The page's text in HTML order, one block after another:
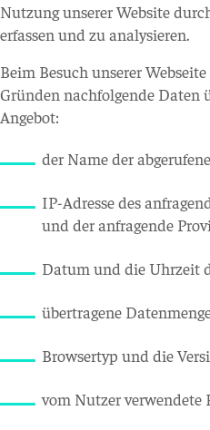
Nutzung unserer Website
erfassen und zu analysieren.
Beim Besuch unserer
Gründen nachfolgende Daten
Angebot:
der Name der
IP-Adresse des
und der anfragende
Datum und die Uhrzeit
übertragene
Browsertyp und die
vom Nutzer verwendete